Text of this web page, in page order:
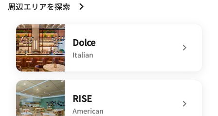
周辺エリアを探索
Dolce
Italian
undefined Dolce
RISE
American